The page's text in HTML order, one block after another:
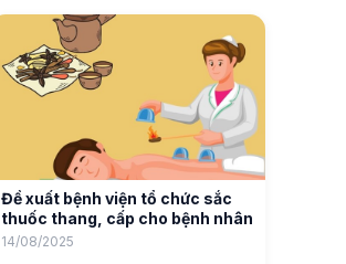
Đề xuất bệnh viện tổ chức sắc
thuốc thang, cấp cho bệnh nhân
14/08/2025